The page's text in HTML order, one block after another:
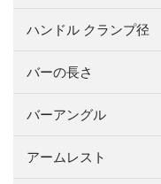
ハンドル クランプ径
バーの長さ
バーアングル
アームレスト